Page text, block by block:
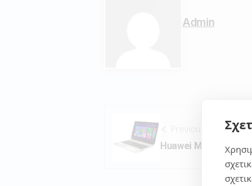
Admin
Previous Post
Huawei MateBook X